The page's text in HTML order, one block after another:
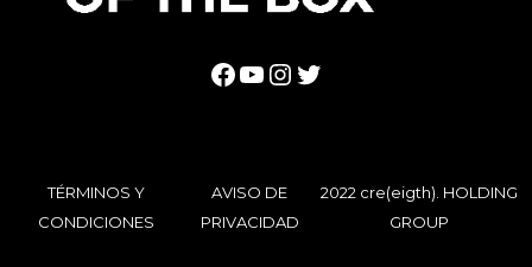
Facebook
YouTube
Instagram
Twitter
TÉRMINOS Y
CONDICIONES
AVISO DE
PRIVACIDAD
2022 cre(eigth). HOLDING
GROUP